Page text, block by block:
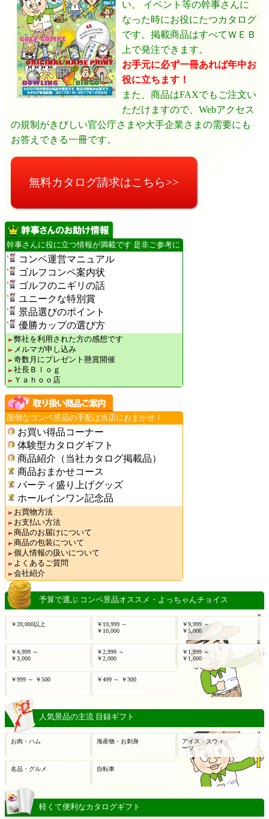
い。 イベント等の幹事さんに
なった時にお役にたつカタログ
です。掲載商品はすべてＷＥＢ
上で発注できます。
お手元に必ず一冊あれば年中お
役に立ちます！
また、商品はFAXでもご注文い
ただけますので、Webアクセス
の規制がきびしい官公庁さまや大手企業さまの需要にも
お答えできる一冊です。
無料カタログ請求はこちら>>
幹事さんに役に立つ情報が満載です 是非ご参考に
コンペ運営マニュアル
ゴルフコンペ案内状
ゴルフのニギリの話
ユニークな特別賞
景品選びのポイント
優勝カップの選び方
弊社を利用された方の感想です
メルマガ申し込み
奇数月にプレゼント懸賞開催
社長Ｂｌｏｇ
Ｙａｈｏｏ店
面倒なコンペ景品の手配は当店におまかせ！
お買い得品コーナー
体験型カタログギフト
商品紹介（当社カタログ掲載品）
商品おまかせコース
パーティ盛り上げグッズ
ホールインワン記念品
お買物方法
お支払い方法
商品のお届けについて
商品の包装について
個人情報の扱いについて
よくあるご質問
会社紹介